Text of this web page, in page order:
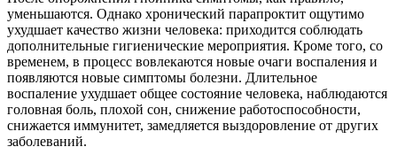
уменьшаются. Однако хронический парапроктит ощутимо
ухудшает качество жизни человека: приходится соблюдать
дополнительные гигиенические мероприятия. Кроме того, со
временем, в процесс вовлекаются новые очаги воспаления и
появляются новые симптомы болезни. Длительное
воспаление ухудшает общее состояние человека, наблюдаются
головная боль, плохой сон, снижение работоспособности,
снижается иммунитет, замедляется выздоровление от других
заболеваний.